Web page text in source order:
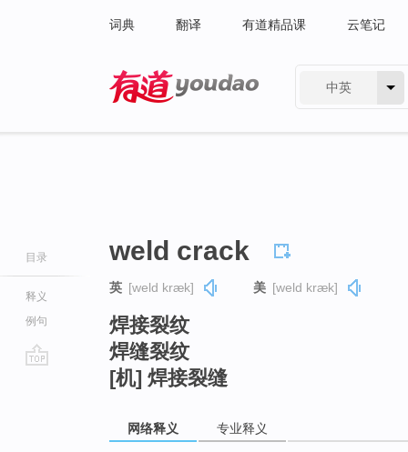
词典 翻译 有道精品课 云笔记
中英
目录
释义
例句
weld crack
英 [weld kræk] 美 [weld kræk]
焊接裂纹
焊缝裂纹
[机] 焊接裂缝
网络释义 专业释义